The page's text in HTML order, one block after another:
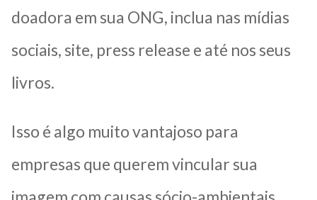
doadora em sua ONG, inclua nas mídias
sociais, site, press release e até nos seus
livros.
Isso é algo muito vantajoso para
empresas que querem vincular sua